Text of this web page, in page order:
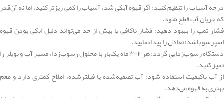
درجه آسیاب را تنظیم کنید: اگر قهوه آبکی شد، آسیاب را کمی ریزتر کنید، اما نه آن‌قدر
که جریان آب قطع شود.
فشار تمپ را بهبود دهید: فشار ناکافی یا بیش از حد می‌تواند دلیل ابکی بودن قهوه
اسپرسو باشد؛ تعادل را پیدا نمایید.
دستگاه رسوب‌زدایی گردد: هر ۲-۳ ماه یک‌بار با محلول رسوب‌زدا، مسیر آب و بویلر را
تمیز کنید.
از آب باکیفیت استفاده شود: آب تصفیه‌شده یا فیلترشده، املاح کمتری دارد و طعم
بهتری به قهوه می‌دهد.